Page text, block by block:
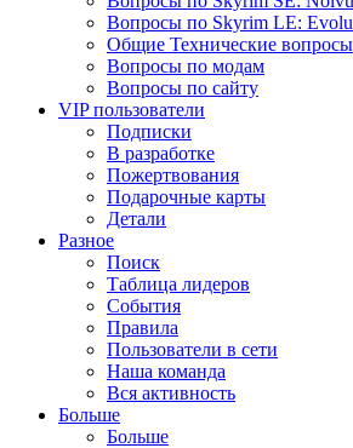
Вопросы по Skyrim LE:
Общие Технические вопросы
Вопросы по модам
Вопросы по сайту
VIP пользователи
Подписки
В разработке
Пожертвования
Подарочные карты
Детали
Разное
Поиск
Таблица лидеров
События
Правила
Пользователи в сети
Наша команда
Вся активность
Больше
Больше